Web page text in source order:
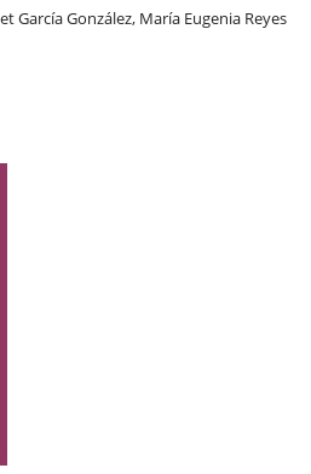
García González, María Eugenia Reyes